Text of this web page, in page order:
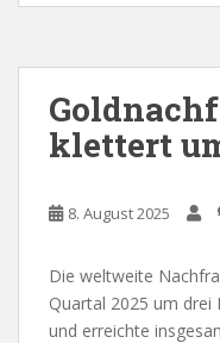
klettert
8. August 2025
Die weltweite
Quartal 2025 um drei
und erreichte